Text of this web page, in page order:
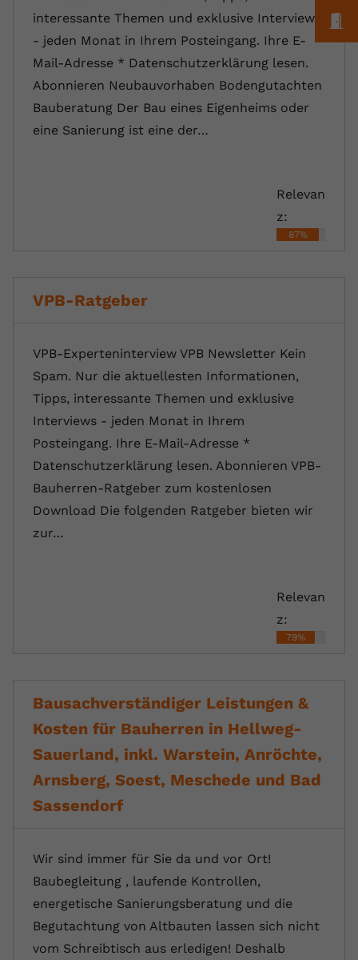
interessante Themen und exklusive Interviews
- jeden Monat in Ihrem Posteingang. Ihre E-
Mail-Adresse * Datenschutzerklärung lesen.
Abonnieren Neubauvorhaben Bodengutachten
Bauberatung Der Bau eines Eigenheims oder
eine Sanierung ist eine der…
Relevan
z:
87%
VPB-Ratgeber
VPB-Experteninterview VPB Newsletter Kein
Spam. Nur die aktuellesten Informationen,
Tipps, interessante Themen und exklusive
Interviews - jeden Monat in Ihrem
Posteingang. Ihre E-Mail-Adresse *
Datenschutzerklärung lesen. Abonnieren VPB-
Bauherren-Ratgeber zum kostenlosen
Download Die folgenden Ratgeber bieten wir
zur…
Relevan
z:
79%
Bausachverständiger Leistungen &
Kosten für Bauherren in Hellweg-
Sauerland, inkl. Warstein, Anröchte,
Arnsberg, Soest, Meschede und Bad
Sassendorf
Wir sind immer für Sie da und vor Ort!
Baubegleitung , laufende Kontrollen,
energetische Sanierungsberatung und die
Begutachtung von Altbauten lassen sich nicht
vom Schreibtisch aus erledigen! Deshalb